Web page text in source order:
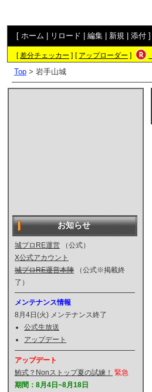
[ ホーム リロード 編集 新規 添付 ]
[差分チェッカー ] [ アップローダー ]
Top > 岩手山城
お知らせ
城プロRE運営 （公式）
X公式アカウント
城プロRE運営本陣 （公式※掲載終
了）
メンテナンス情報
8月4日(火) メンテナンス終了
公式生放送
アップデート
アップデート
鮪式？Nonストップ夏の試練！ 緊急
期間：8月4日~8月18日